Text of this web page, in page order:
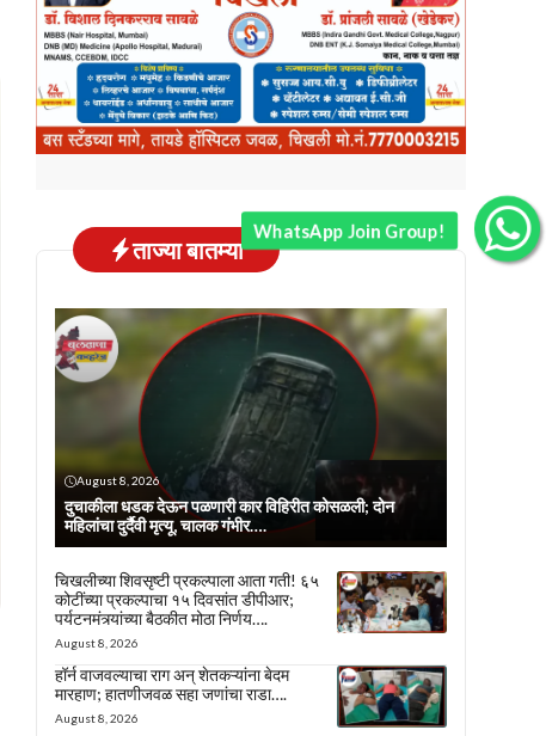
ताज्या बातम्या
August 8, 2026
दुचाकीला धडक देऊन पळणारी कार विहिरीत कोसळली; दोन
महिलांचा दुर्दैवी मृत्यू, चालक गंभीर….
चिखलीच्या शिवसृष्टी प्रकल्पाला आता गती! ६५
कोटींच्या प्रकल्पाचा १५ दिवसांत डीपीआर;
पर्यटनमंत्र्यांच्या बैठकीत मोठा निर्णय….
August 8, 2026
हॉर्न वाजवल्याचा राग अन् शेतकऱ्यांना बेदम
मारहाण; हातणीजवळ सहा जणांचा राडा….
August 8, 2026
WhatsApp Join Group!